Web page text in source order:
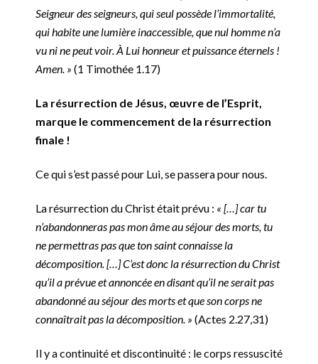
Seigneur des seigneurs, qui seul possède l’immortalité,
qui habite une lumière inaccessible, que nul homme n’a
vu ni ne peut voir. À Lui honneur et puissance éternels !
Amen. » (1 Timothée 1.17)
La résurrection de Jésus, œuvre de l’Esprit,
marque le commencement de la résurrection
finale !
Ce qui s’est passé pour Lui, se passera pour nous.
La résurrection du Christ était prévu : « […] car tu
n’abandonneras pas mon âme au séjour des morts, tu
ne permettras pas que ton saint connaisse la
décomposition. […]C’est donc la résurrection du Christ
qu’il a prévue et annoncée en disant qu’il ne serait pas
abandonné au séjour des morts et que son corps ne
connaîtrait pas la décomposition. » (Actes 2.27,31)
Il y a continuité et discontinuité : le corps ressuscité